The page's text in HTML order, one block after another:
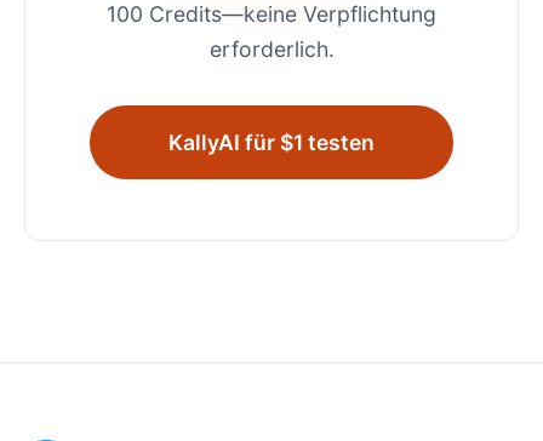
100 Credits—keine Verpflichtung
erforderlich.
KallyAI für $1 testen